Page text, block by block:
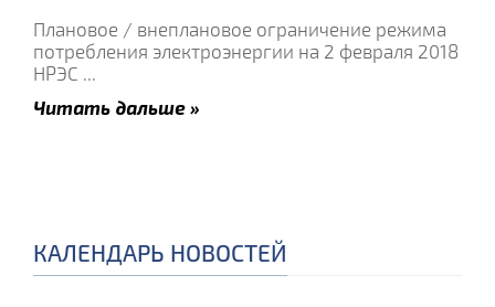
Плановое / внеплановое ограничение режима
потребления электроэнергии на 2 февраля 2018
НРЭС ...
Читать дальше »
КАЛЕНДАРЬ НОВОСТЕЙ